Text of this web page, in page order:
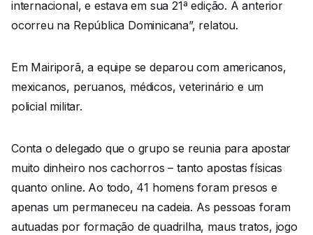
internacional, e estava em sua 21ª edição. A anterior
ocorreu na República Dominicana”, relatou.
Em Mairiporã, a equipe se deparou com americanos,
mexicanos, peruanos, médicos, veterinário e um
policial militar.
Conta o delegado que o grupo se reunia para apostar
muito dinheiro nos cachorros – tanto apostas físicas
quanto online. Ao todo, 41 homens foram presos e
apenas um permaneceu na cadeia. As pessoas foram
autuadas por formação de quadrilha, maus tratos, jogo